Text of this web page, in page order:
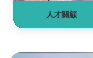
人才關顧